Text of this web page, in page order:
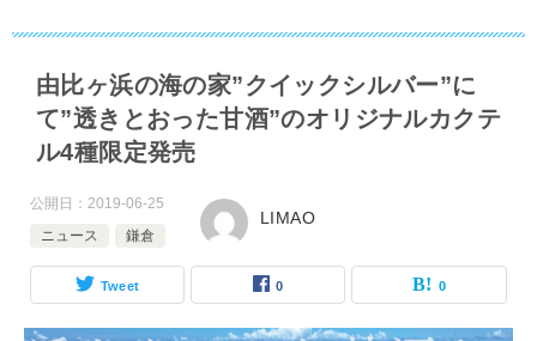
由比ヶ浜の海の家”クイックシルバー”に
て”透きとおった甘酒”のオリジナルカクテ
ル4種限定発売
公開日： 2019-06-25
ニュース
鎌倉
LIMAO
Tweet 0 0